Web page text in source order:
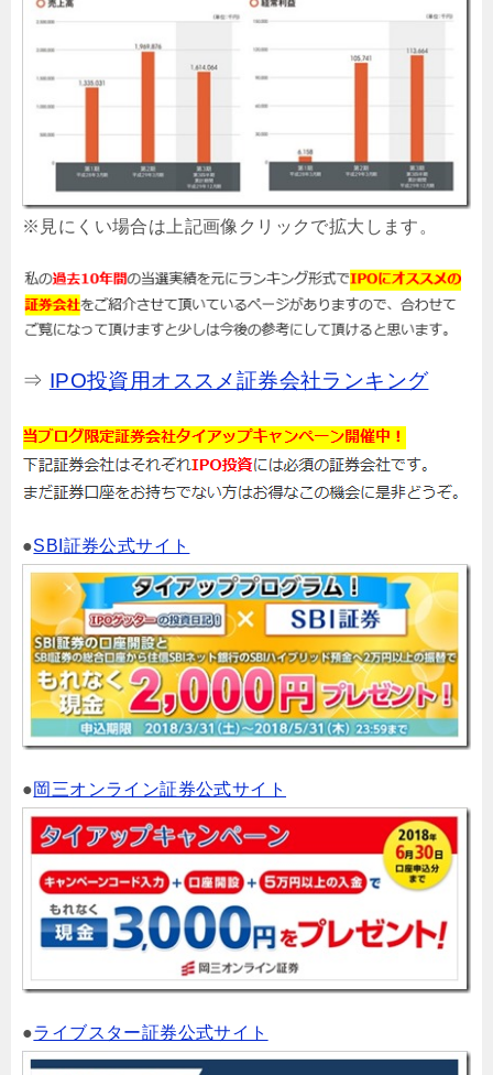
※見にくい場合は上記画像クリックで拡大します。
⇒ IPO投資用オススメ証券会社ランキング
●SBI証券公式サイト
● 岡三オンライン証券公式サイト
●ライブスター証券公式サイト